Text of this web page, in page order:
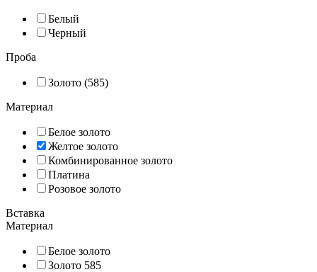
Белый
Черный
Проба
Золото (585)
Материал
Белое золото
Желтое золото
Комбинированное золото
Платина
Розовое золото
Вставка
Материал
Белое золото
Золото 585